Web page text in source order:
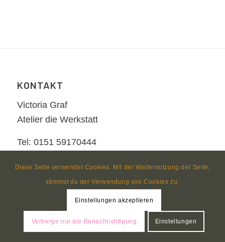
KONTAKT
Victoria Graf
Atelier die Werkstatt
Tel: 0151 59170444
© Copyrightnezzform
Diese Seite verwendet Cookies. Mit der Weiternutzung der Seite,
stimmst du der Verwendung von Cookies zu.
Einstellungen akzeptieren
Verberge nur die Benachrichtigung Einstellungen